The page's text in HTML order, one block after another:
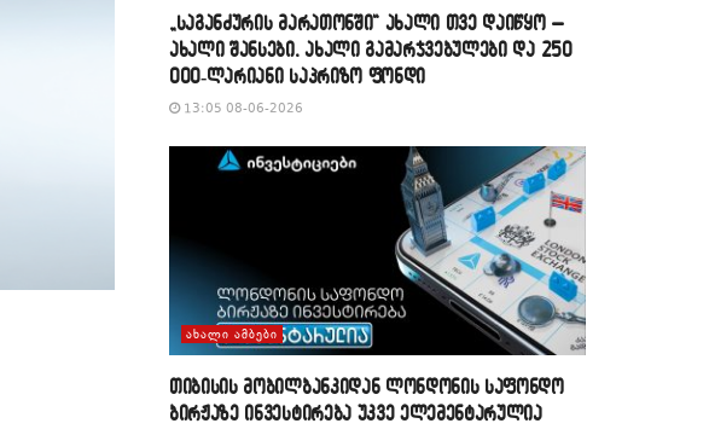
„საგანძურის მარათონში“ ახალი თვე დაიწყო –
ახალი შანსები, ახალი გამარჯვებულები და 250
000-ლარიანი საპრიზო ფონდი
13:05 08-06-2026
ᲐᲮᲐᲚᲘ ᲐᲛᲑᲔᲑᲘ
თიბისის მობილბანკიდან ლონდონის საფონდო
ბირჟაზე ინვესტირება უკვე ელემენტარულია